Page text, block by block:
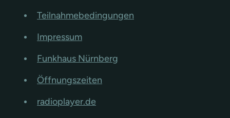
Teilnahmebedingungen
Impressum
Funkhaus Nürnberg
Öffnungszeiten
radioplayer.de